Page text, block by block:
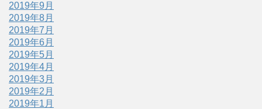
2019年9月
2019年8月
2019年7月
2019年6月
2019年5月
2019年4月
2019年3月
2019年2月
2019年1月